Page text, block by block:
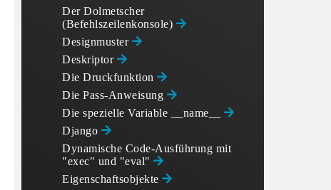
Der Dolmetscher
(Befehlszeilenkonsole)
Designmuster
Deskriptor
Die Druckfunktion
Die Pass-Anweisung
Die spezielle Variable __name__
Django
Dynamische Code-Ausführung mit
"exec" und "eval"
Eigenschaftsobjekte